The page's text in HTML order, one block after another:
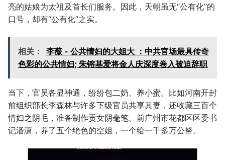
亮的姑娘为太祖及首长们服务。因此，天朝虽无“公有化”的
口号，却有“公有化”之实。
相关：
李薇 - 公共情妇的大姐大 ：中共官场最具传奇
色彩的公共情妇; 朱镕基爱将金人庆深度卷入被迫辞职
当下，官员各显神通，纷纷包二奶、养小蜜。比如河南开封
前组织部长李森林与许多下级官员共享其妻，还收藏三百个
情妇之阴毛，准备制作贡女阴毫笔。前广州市花都区区委书
记潘潇，养了五个绝色的空姐，一个给一千多万公帑。